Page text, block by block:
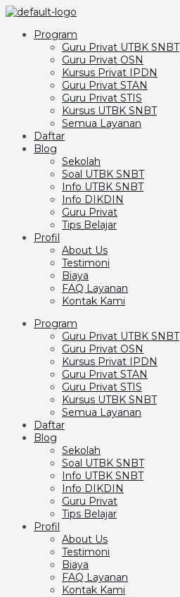
Program
Guru Privat UTBK SNBT
Guru Privat OSN
Kursus Privat IPDN
Guru Privat STAN
Guru Privat STIS
Kursus UTBK SNBT
Semua Layanan
Daftar
Blog
Sekolah
Soal UTBK SNBT
Info UTBK SNBT
Info DIKDIN
Guru Privat
Tips Belajar
Profil
About Us
Testimoni
Biaya
FAQ Layanan
Kontak Kami
Program
Guru Privat UTBK SNBT
Guru Privat OSN
Kursus Privat IPDN
Guru Privat STAN
Guru Privat STIS
Kursus UTBK SNBT
Semua Layanan
Daftar
Blog
Sekolah
Soal UTBK SNBT
Info UTBK SNBT
Info DIKDIN
Guru Privat
Tips Belajar
Profil
About Us
Testimoni
Biaya
FAQ Layanan
Kontak Kami